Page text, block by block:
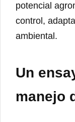
potencial
control,
ambiental.
Un
manejo